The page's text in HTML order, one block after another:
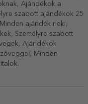
, Ajándékok a
szabott ajándékok 25
Minden ajándék neki,
, Személyre szabott
, Ajándékok
, Minden
.